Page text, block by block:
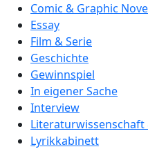
Comic & Graphic
Essay
Film & Serie
Geschichte
Gewinnspiel
In eigener Sache
Interview
Lyrikkabinett